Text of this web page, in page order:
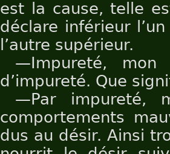
est la cause, telle
déclare inférieur
l’autre supérieur.
—Impureté,
d’impureté. Que
—Par impureté,
comportements
dus au désir. Ainsi